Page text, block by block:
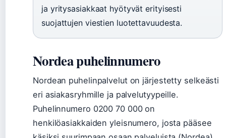
ja yritysasiakkaat hyötyvät erityisesti
suojattujen viestien luotettavuudesta.
Nordea puhelinnumero
Nordean puhelinpalvelut on järjestetty selkeästi
eri asiakasryhmille ja palvelutyypeille.
Puhelinnumero 0200 70 000 on
henkilöasiakkaiden yleisnumero, josta pääsee